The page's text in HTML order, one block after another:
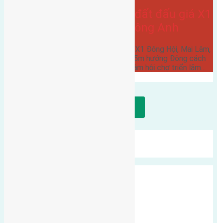
Cần bán 60m2(4×15) đất đấu giá X1
Đông Hội, Mai Lâm, Đông Anh
Cần bán 60m2(4x15) đất đấu giá X1 Đông Hội, Mai Lâm,
Đông Anh đường rộng 6m vỉa hè 5m hướng Đông cách
cầu Đông Trù 600m cách trung tâm hội chợ triển lãm…